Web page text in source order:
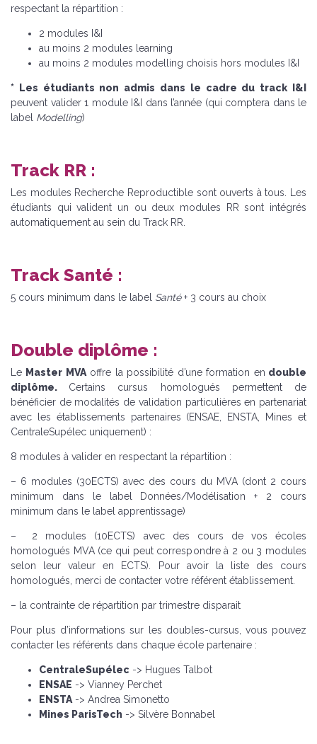
respectant la répartition :
2 modules I&I
au moins 2 modules learning
au moins 2 modules modelling choisis hors modules I&I
* Les étudiants non admis dans le cadre du track I&I
peuvent valider 1 module I&I dans l’année (qui comptera dans le
label Modelling)
Track RR :
Les modules Recherche Reproductible sont ouverts à tous. Les
étudiants qui valident un ou deux modules RR sont intégrés
automatiquement au sein du Track RR.
Track Santé :
5 cours minimum dans le label Santé+ 3 cours au choix
Double diplôme :
Le Master MVAoffre la possibilité d’une formation en double
diplôme. Certains cursus homologués permettent de
bénéficier de modalités de validation particulières en partenariat
avec les établissements partenaires (ENSAE, ENSTA, Mines et
CentraleSupélec uniquement) :
8 modules à valider en respectant la répartition :
– 6 modules (30ECTS) avec des cours du MVA (dont 2 cours
minimum dans le label Données/Modélisation + 2 cours
minimum dans le label apprentissage)
– 2 modules (10ECTS) avec des cours de vos écoles
homologués MVA (ce qui peut correspondre à 2 ou 3 modules
selon leur valeur en ECTS). Pour avoir la liste des cours
homologués, merci de contacter votre référent établissement.
– la contrainte de répartition par trimestre disparait
Pour plus d’informations sur les doubles-cursus, vous pouvez
contacter les référents dans chaque école partenaire :
CentraleSupélec -> Hugues Talbot
ENSAE -> Vianney Perchet
ENSTA -> Andrea Simonetto​
Mines ParisTech -> Silvère Bonnabel